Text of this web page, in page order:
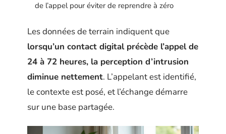
de l’appel pour éviter de reprendre à zéro
Les données de terrain indiquent que
lorsqu’un contact digital précède l’appel de
24 à 72 heures, la perception d’intrusion
diminue nettement. L’appelant est identifié,
le contexte est posé, et l’échange démarre
sur une base partagée.